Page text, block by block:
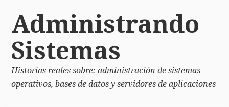
Administrando
Sistemas
Historias reales sobre: administración de sistemas
operativos, bases de datos y servidores de aplicaciones